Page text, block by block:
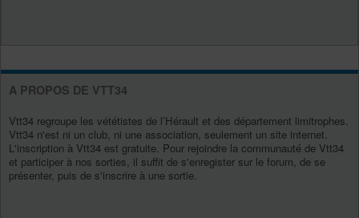
A PROPOS DE VTT34
Vtt34 regroupe les vététistes de l’Hérault et des département limitrophes.
Vtt34 n'est ni un club, ni une association, seulement un site internet.
L'inscription à Vtt34 est gratuite. Pour rejoindre la communauté de Vtt34
et participer à nos sorties, il suffit de s'enregister sur le forum, de se
présenter, puis de s'inscrire à une sortie.